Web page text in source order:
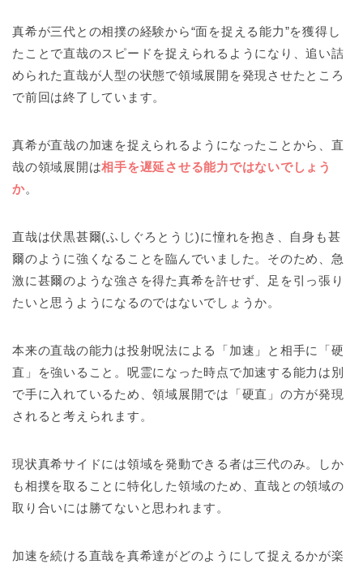
真希が三代との相撲の経験から“面を捉える能力”を獲得し
たことで直哉のスピードを捉えられるようになり、追い詰
められた直哉が人型の状態で領域展開を発現させたところ
で前回は終了しています。
真希が直哉の加速を捉えられるようになったことから、直
哉の領域展開は相手を遅延させる能力ではないでしょう
か。
直哉は伏黒甚爾(ふしぐろとうじ)に憧れを抱き、自身も甚
爾のように強くなることを臨んでいました。そのため、急
激に甚爾のような強さを得た真希を許せず、足を引っ張り
たいと思うようになるのではないでしょうか。
本来の直哉の能力は投射呪法による「加速」と相手に「硬
直」を強いること。呪霊になった時点で加速する能力は別
で手に入れているため、領域展開では「硬直」の方が発現
されると考えられます。
現状真希サイドには領域を発動できる者は三代のみ。しか
も相撲を取ることに特化した領域のため、直哉との領域の
取り合いには勝てないと思われます。
加速を続ける直哉を真希達がどのようにして捉えるかが楽